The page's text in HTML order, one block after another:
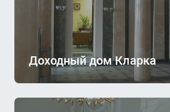
Доходный дом Кларка